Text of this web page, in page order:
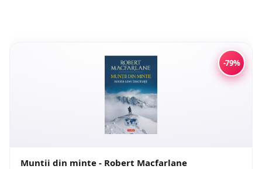
-79%
Muntii din minte - Robert Macfarlane